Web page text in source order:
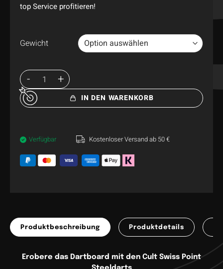
top Service profitieren!
Gewicht
IN DEN WARENKORB
Verfügbar Kostenloser Versand ab 50 €
Produktbeschreibung Produktdetails
Erobere das Dartboard mit den Cult Swiss Point